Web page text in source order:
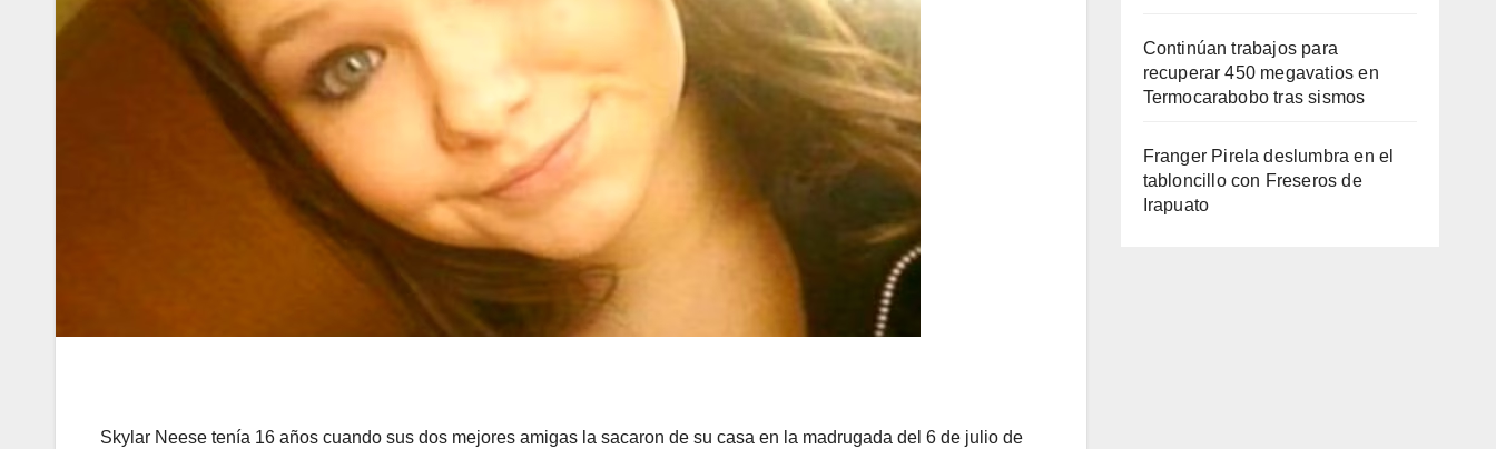
Skylar Neese tenía 16 años cuando sus dos mejores amigas la sacaron de su casa en la madrugada del 6 de julio de
Continúan trabajos para
recuperar 450 megavatios en
Termocarabobo tras sismos
Franger Pirela deslumbra en el
tabloncillo con Freseros de
Irapuato